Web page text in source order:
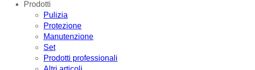
Prodotti
Pulizia
Protezione
Manutenzione
Set
Prodotti professionali